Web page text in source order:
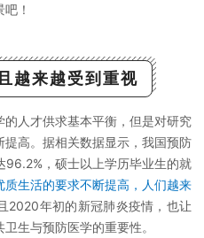
！
越来越受到重视
人才供求基本平衡，但是对研究
高。据相关数据显示，我国预防
96.2%，硕士以上学历毕业生的就
质生活的要求不断提高，人们越来
2020年初的新冠肺炎疫情，也让
生与预防医学的重要性。